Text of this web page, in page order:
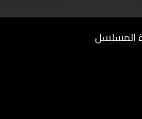
المسلسل